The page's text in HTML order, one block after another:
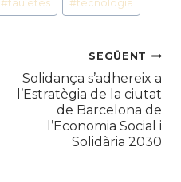
#tauletes #tecnologia
SEGÜENT
Solidança s’adhereix a
l’Estratègia de la ciutat
de Barcelona de
l’Economia Social i
Solidària 2030